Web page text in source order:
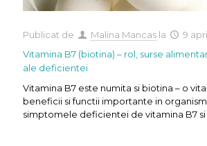
Publicat de Malina Mancas la
9
Vitamina B7 (biotina) – rol, surse
ale deficientei
Vitamina B7 este numita si biotina – o
beneficii si functii importante in
simptomele deficientei de vitamina B7 si